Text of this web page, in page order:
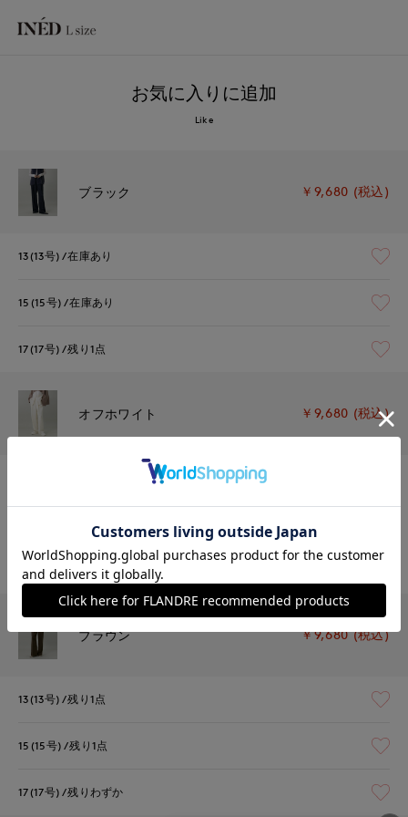
お気に入りに追加
Like
ブラック ￥9,680 (税込)
13(13号) 在庫あり
15(15号) 在庫あり
17(17号) 残り1点
オフホワイト ￥9,680 (税込)
残り1点
17(17号) 残りわずか
ブラウン ￥9,680 (税込)
13(13号) 残り1点
15(15号) 残り1点
17(17号) 残りわずか